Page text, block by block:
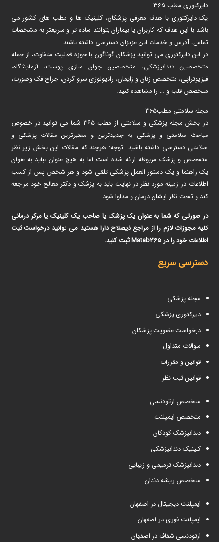
دایرکتوری مطب 365
یک دایرکتوری با هدف معرفی پزشکان، کلینیک ها و مطب های کشور می
باشد با این هدف که کاربران یا بیماران بتوانند ساده تر و سریعتر به مشخصات
تماس، آدرس و خدمات این عزیزان دسترسی داشته باشند.
در این دایرکتوری می توانید پزشکان گوناگون با حوزه فعالیت متفاوت، از جمله
متخصصین دندانپزشکی، متخصصین جوان سازی پوست، آزمایشگاه،
فیزیوتراپی، متخصص زنان و زایمان، رادیولوژی سرو گردن، جراح فک وصورت،
متخصص قلب و … را مشاهده کنید.
مجله سلامتی مطب365
در بخش مجله پزشکی و سلامتی از مطب ۳۶۵ شما می توانید در خصوص
مباحث سلامتی و پزشکی به جدیدترین و معتبرترین مقالات پزشکی و
سلامتی دسترسی داشته باشید. توجه: هرچند که مقالات این بخش زیر نظر
متخصص و پزشک مربوطه ارائه شده است اما به هیچ عنوان نباید به عنوان
یک راهنما و یک دستور العمل پزشکی تلقی شود و هر شخص پس از کسب
اطلاعات در زمینه مورد نظر در نهایت باید به پزشک و دکتر معالج خود مراجعه
کند و تحت نظر ایشان درمان و مداوا شود.
در صورتی که شما به عنوان یک پزشک یا صاحب یک کلینیک یا مرکر درمانی
کلیه مجوزات لازم را از مراجع ذیصلاح دارا هستید می توانید درخواست ثبت
اطلاعات خود را در Matab365 ثبت کنید.
دسترسی سریع
مجله پزشکی
دایرکتوری پزشکی
درخواست عضویت پزشکان
سوالات متداول
قوانین و مقررات
قوانین ثبت نظر
متخصص ارتودنسی
متخصص ایمپلنت
دندانپزشک کودکان
کلینیک دندانپزشکی
دندانپزشک ترمیمی و زیبایی
متخصص ریشه دندان
ایمپلنت دیجیتال در اصفهان
ایمپلنت فوری در اصفهان
ارتودنسی شفاف در اصفهان